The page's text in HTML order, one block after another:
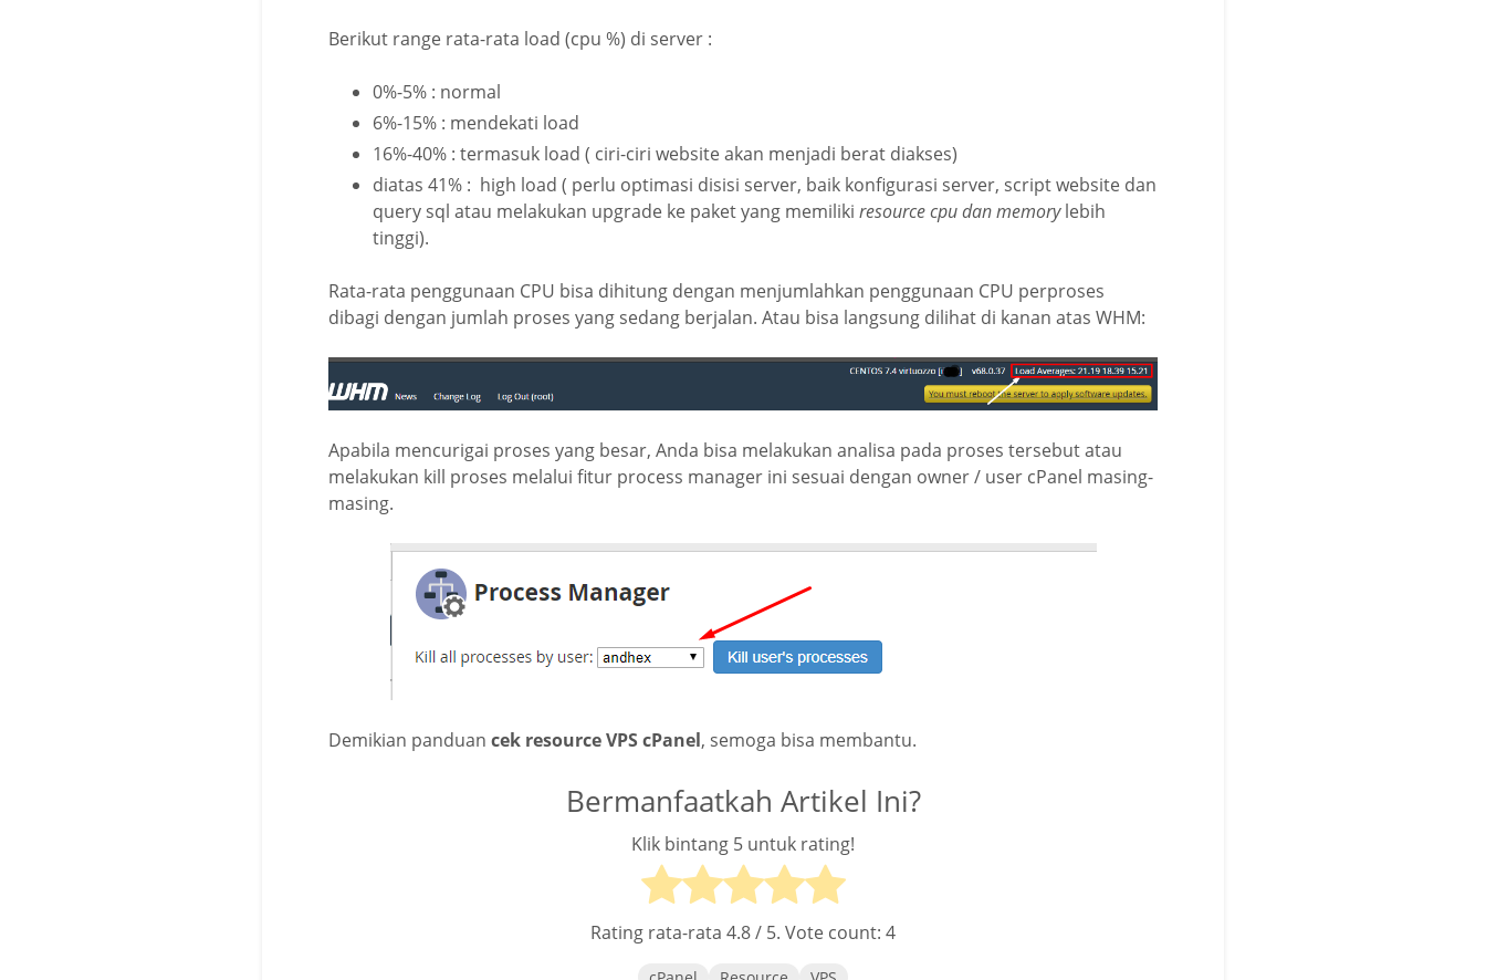
Berikut range rata-rata load (cpu %) di server :
0%-5% : normal
6%-15% : mendekati load
16%-40% : termasuk load ( ciri-ciri website akan menjadi berat diakses)
diatas 41% : high load ( perlu optimasi disisi server, baik konfigurasi server, script website dan
query sql atau melakukan upgrade ke paket yang memiliki resource cpu dan memorylebih
tinggi).
Rata-rata penggunaan CPU bisa dihitung dengan menjumlahkan penggunaan CPU perproses
dibagi dengan jumlah proses yang sedang berjalan. Atau bisa langsung dilihat di kanan atas WHM:
Apabila mencurigai proses yang besar, Anda bisa melakukan analisa pada proses tersebut atau
melakukan kill proses melalui fitur process manager ini sesuai dengan owner / user cPanel masing-
masing.
Demikian panduan cek resource VPS cPanel, semoga bisa membantu.
Bermanfaatkah Artikel Ini?
Klik bintang 5 untuk rating!
Rating rata-rata 4.8/ 5. Vote count: 4